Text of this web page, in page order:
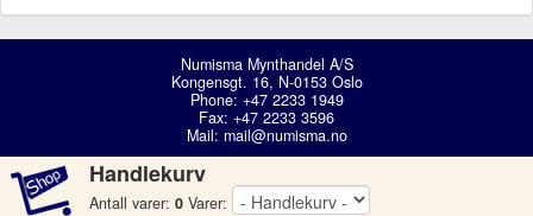
Numisma Mynthandel A/S
Kongensgt. 16, N-0153 Oslo
Phone: +47 2233 1949
Fax: +47 2233 3596
Mail: mail@numisma.no
Handlekurv
Antall varer: 0 Varer: